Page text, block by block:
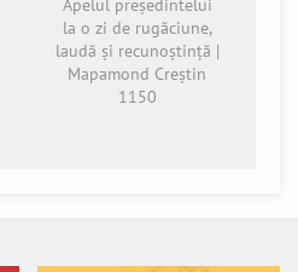
la o zi de rugăciune,
laudă și recunoștință |
Mapamond Creștin
1150